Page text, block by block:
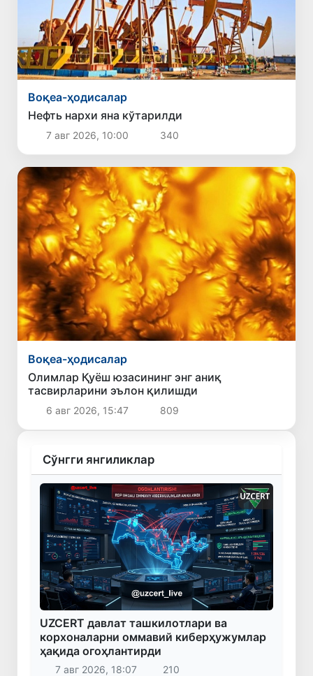
Воқеа-ҳодисалар
Нефть нархи яна кўтарилди
7 авг 2026, 10:00 340
Воқеа-ҳодисалар
Олимлар Қуёш юзасининг энг аниқ
тасвирларини эълон қилишди
6 авг 2026, 15:47 809
Сўнгги янгиликлар
UZCERT давлат ташкилотлари ва
корхоналарни оммавий киберҳужумлар
ҳақида огоҳлантирди
7 авг 2026, 18:07 210